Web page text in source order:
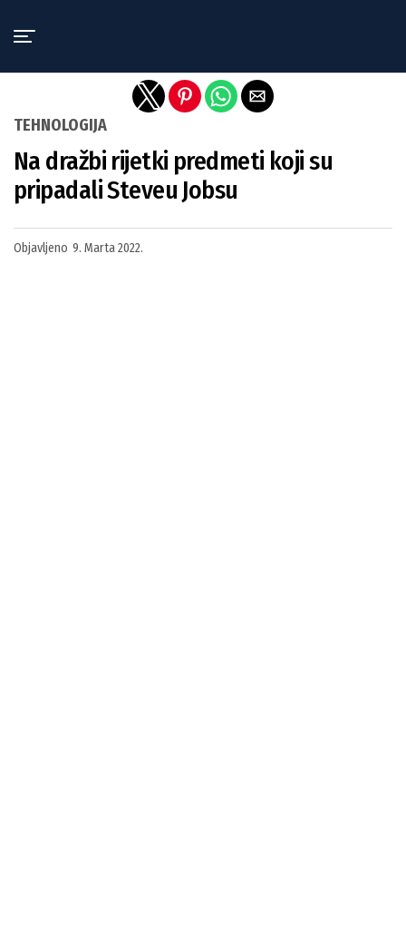
TEHNOLOGIJA
Na dražbi rijetki predmeti koji su
pripadali Steveu Jobsu
Objavljeno 9. Marta 2022.